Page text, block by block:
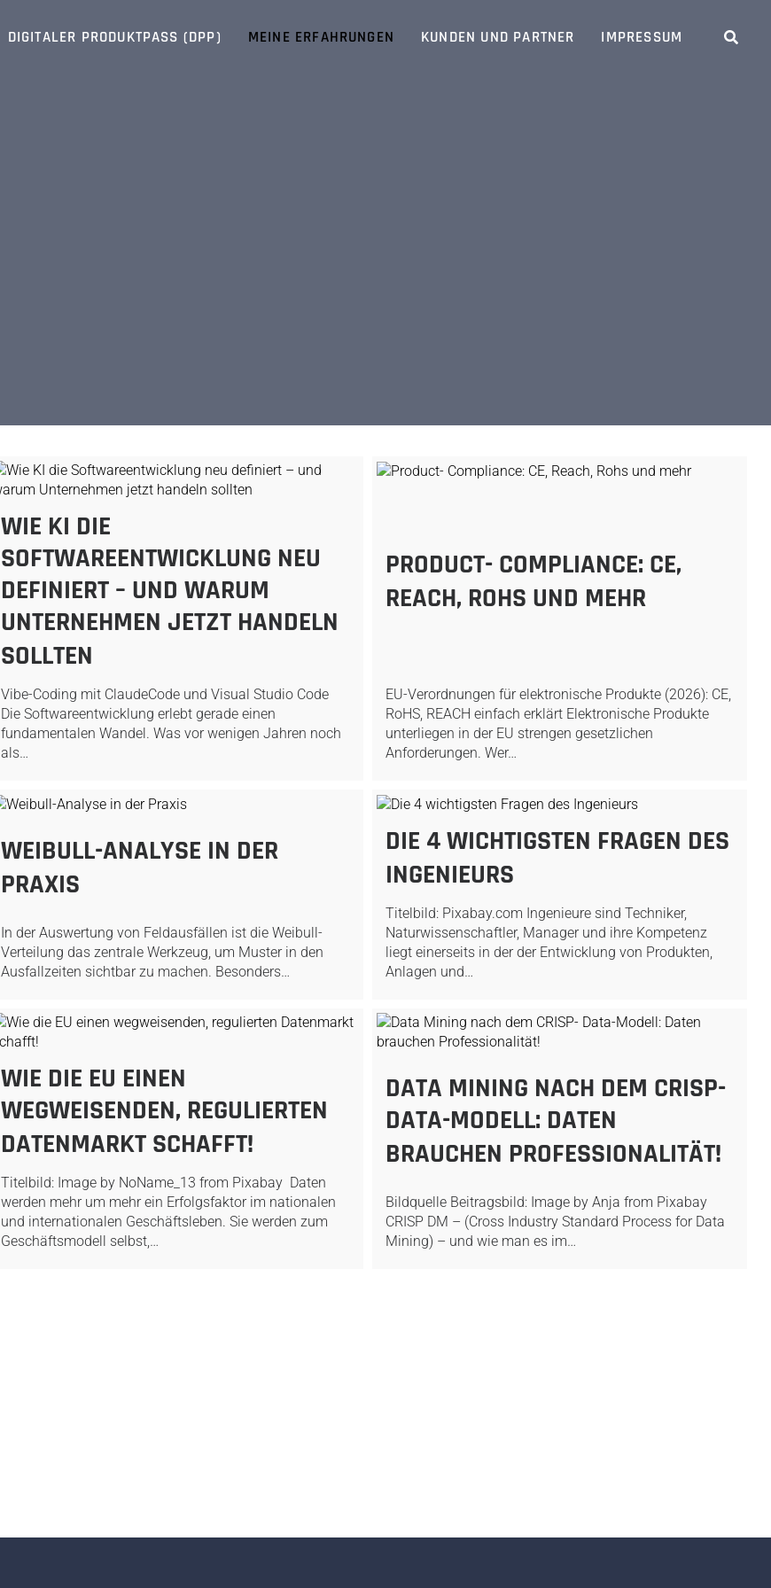
DIGITALER PRODUKTPASS (DPP) MEINE ERFAHRUNGEN KUNDEN UND PARTNER IMPRESSUM
WIE KI DIE
SOFTWAREENTWICKLUNG NEU
DEFINIERT – UND WARUM
UNTERNEHMEN JETZT HANDELN
SOLLTEN
Vibe-Coding mit ClaudeCode und Visual Studio Code
Die Softwareentwicklung erlebt gerade einen
fundamentalen Wandel. Was vor wenigen Jahren noch
als…
PRODUCT- COMPLIANCE: CE,
REACH, ROHS UND MEHR
EU-Verordnungen für elektronische Produkte (2026): CE,
RoHS, REACH einfach erklärt Elektronische Produkte
unterliegen in der EU strengen gesetzlichen
Anforderungen. Wer…
WEIBULL-ANALYSE IN DER
PRAXIS
In der Auswertung von Feldausfällen ist die Weibull-
Verteilung das zentrale Werkzeug, um Muster in den
Ausfallzeiten sichtbar zu machen. Besonders…
DIE 4 WICHTIGSTEN FRAGEN DES
INGENIEURS
Titelbild: Pixabay.com Ingenieure sind Techniker,
Naturwissenschaftler, Manager und ihre Kompetenz
liegt einerseits in der der Entwicklung von Produkten,
Anlagen und…
WIE DIE EU EINEN
WEGWEISENDEN, REGULIERTEN
DATENMARKT SCHAFFT!
Titelbild: Image by NoName_13 from Pixabay Daten
werden mehr um mehr ein Erfolgsfaktor im nationalen
und internationalen Geschäftsleben. Sie werden zum
Geschäftsmodell selbst,…
DATA MINING NACH DEM CRISP-
DATA-MODELL: DATEN
BRAUCHEN PROFESSIONALITÄT!
Bildquelle Beitragsbild: Image by Anja from Pixabay
CRISP DM – (Cross Industry Standard Process for Data
Mining) – und wie man es im…